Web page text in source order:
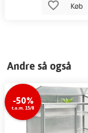
Køb
Andre så også
-50%
t.o.m. 15/8